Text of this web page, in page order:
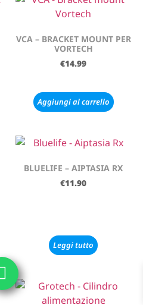
VCA – BRACKET MOUNT PER
VORTECH
€14.99
Aggiungi al carrello
BLUELIFE – AIPTASIA RX
€11.90
Leggi tutto